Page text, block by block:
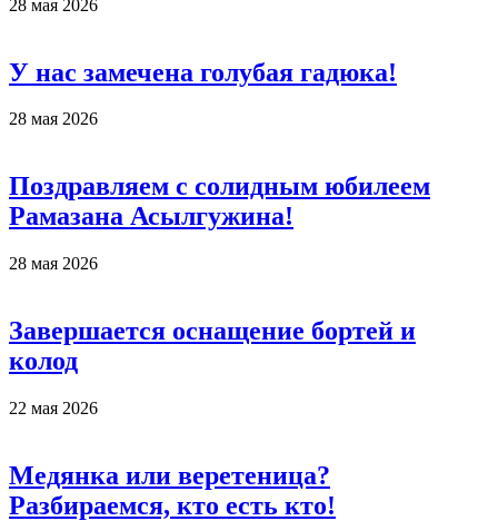
28 мая 2026
У нас замечена голубая гадюка!
28 мая 2026
Поздравляем с солидным юбилеем
Рамазана Асылгужина!
28 мая 2026
Завершается оснащение бортей и
колод
22 мая 2026
Медянка или веретеница?
Разбираемся, кто есть кто!